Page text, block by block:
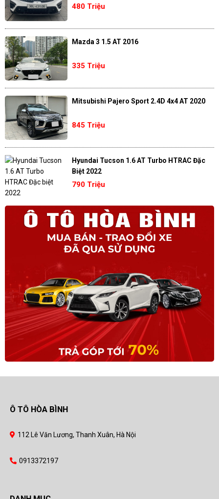
480 Triệu
Mazda 3 1.5 AT 2016
335 Triệu
Mitsubishi Pajero Sport 2.4D 4x4 AT 2020
845 Triệu
Hyundai Tucson 1.6 AT Turbo HTRAC Đặc
Biệt 2022
790 Triệu
Ô TÔ HÒA BÌNH
112 Lê Văn Lương, Thanh Xuân, Hà Nội
0913372197